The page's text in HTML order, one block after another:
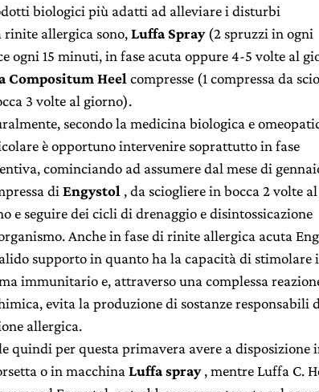
biologici più adatti ad alleviare i disturbi
rinite allergica sono,Luffa Spray(2 spruzzi in ogni
ogni 15 minuti, in fase acuta oppure 4-5 volte al
Compositum Heel compresse (1 compressa da
3 volte al giorno).
secondo la medicina biologica e
è opportuno intervenire soprattutto in fase
cominciando ad assumere dal mese di
di Engystol , da sciogliere in bocca 2 volte al
e seguire dei cicli di drenaggio e disintossicazione
Anche in fase di rinite allergica acuta
supporto in quanto ha la capacità di stimolare
immunitario e, attraverso una complessa
evita la produzione di sostanze responsabili
allergica.
quindi per questa primavera avere a disposizione
o in macchina Luffa spray, mentre Luffa C.